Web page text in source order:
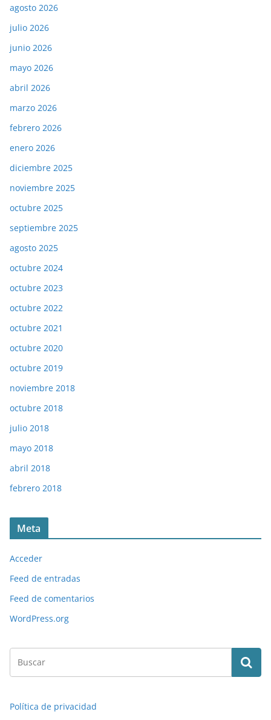
agosto 2026
julio 2026
junio 2026
mayo 2026
abril 2026
marzo 2026
febrero 2026
enero 2026
diciembre 2025
noviembre 2025
octubre 2025
septiembre 2025
agosto 2025
octubre 2024
octubre 2023
octubre 2022
octubre 2021
octubre 2020
octubre 2019
noviembre 2018
octubre 2018
julio 2018
mayo 2018
abril 2018
febrero 2018
Meta
Acceder
Feed de entradas
Feed de comentarios
WordPress.org
Política de privacidad